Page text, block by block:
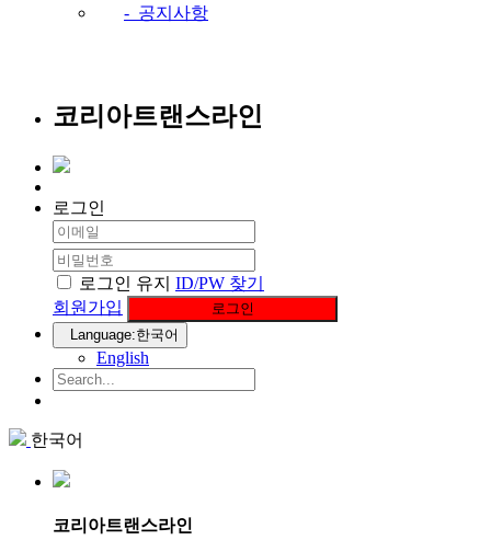
- 공지사항
코리아트랜스라인
로그인
로그인 유지 ID/PW 찾기
회원가입
로그인
Language:한국어
English
한국어
코리아트랜스라인